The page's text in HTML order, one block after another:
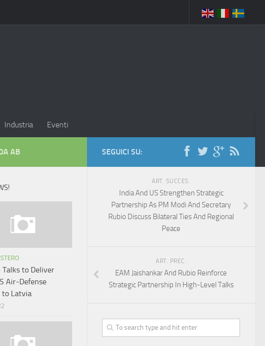
Industria Eventi
SEGUICI SU:
ART. SUCCES.
India And US Strengthen Strategic
Partnership As PM Modi And Secretary
Rubio Discuss Bilateral Ties And Regional
Peace
ART. PREC.
EAM Jaishankar And Rubio Reinforce
Strategic Partnership In High-Level Talks
AB
Talks to Deliver
Air-Defense
to Latvia